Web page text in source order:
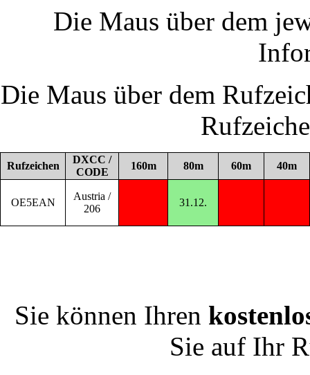
Die Maus über dem
Die Maus über dem
Rufzeichen
DXCC /
CODE
160m 80m 60m 40m
OE5EAN
Austria /
206
31.12.
Sie können Ihren
Sie auf Ihr